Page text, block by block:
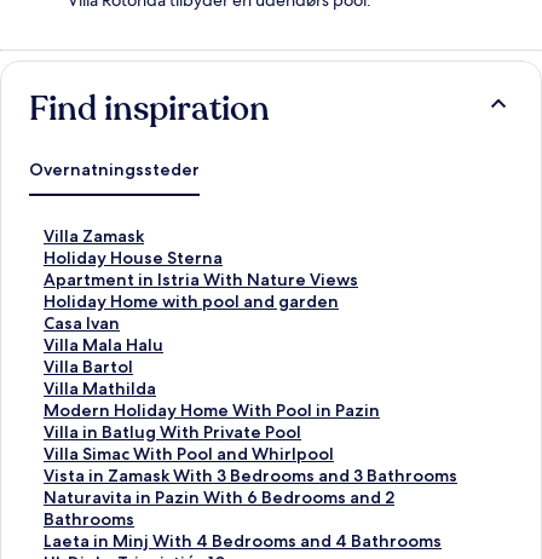
Find inspiration
Overnatningssteder
Villa Zamask
L
i
n
k
å
b
n
e
r
d
e
n
n
e
s
Holiday House Sterna
L
i
n
k
å
b
n
e
r
d
e
n
n
e
Apartment in Istria With Nature Views
L
i
n
k
å
b
n
e
r
d
e
n
n
Holiday Home with pool and garden
L
i
n
k
å
b
n
e
r
d
e
n
Casa Ivan
L
i
n
k
å
b
n
e
r
d
e
Villa Mala Halu
L
i
n
k
å
b
n
e
r
d
Villa Bartol
L
i
n
k
å
b
n
e
r
Villa Mathilda
L
i
n
k
å
b
n
e
Modern Holiday Home With Pool in Pazin
L
i
n
k
å
b
n
Villa in Batlug With Private Pool
L
i
n
k
å
b
Villa Simac With Pool and Whirlpool
L
i
n
k
å
Vista in Zamask With 3 Bedrooms and 3 Bathrooms
L
i
n
k
Naturavita in Pazin With 6 Bedrooms and 2
Bathrooms
L
i
n
Laeta in Minj With 4 Bedrooms and 4 Bathrooms
L